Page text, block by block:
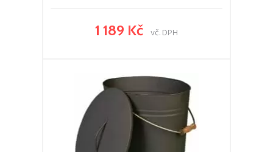
1 189 Kč vč. DPH